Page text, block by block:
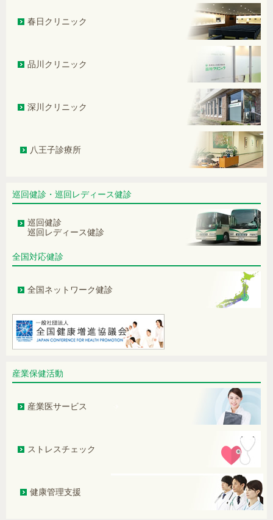
世界対がんデーに、がんについて考え
GLP-1ダイエットの注意点
―人間ドック・健診で見つかる「心房
細動」は重大なサイン― 心房細動の
早期発見と専門医受診の重要性
煙が見えない新型タバコと健康被害
―加熱式タバコ・電子タバコ・紙巻き
関節炎で膝に水がたまる
たす役割
高齢者と慢性腎臓病（CKD）患者にお
ける降圧目標の注意点
人間ドック・健康診断における胃内視
鏡検査の移り変わりについて
PSA検査の新しい展開 S2,3PSA%に
ついて
身長が縮んだ！と感じた方へ
“肺がん検診が変わるかもしれませ
認知症予防のためには働き盛りの健康
女性の「痩せ」による健康障害ついて–
FUS（女性の低体重・低栄養症候群）
春日クリニック
品川クリニック
深川クリニック
八王子診療所
巡回健診・巡回レディース健診
巡回健診
巡回レディース健診
全国対応健診
全国ネットワーク健診
産業保健活動
産業医サービス
ストレスチェック
健康管理支援